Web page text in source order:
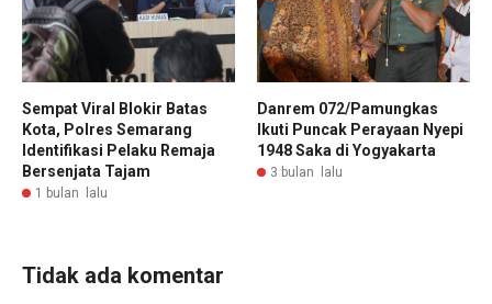
Sempat Viral Blokir Batas
Kota, Polres Semarang
Identifikasi Pelaku Remaja
Bersenjata Tajam
1 bulan lalu
Danrem 072/Pamungkas
Ikuti Puncak Perayaan Nyepi
1948 Saka di Yogyakarta
3 bulan lalu
Tidak ada komentar